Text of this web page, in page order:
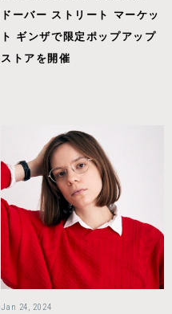
ドーバー ストリート マーケッ
ト ギンザで限定ポップアップ
ストアを開催
Jan 24, 2024